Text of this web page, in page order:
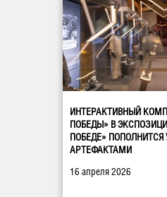
ИНТЕРАКТИВНЫЙ
ПОБЕДЫ» В
ПОБЕДЕ»
АРТЕФАКТАМИ
16 апреля 2026